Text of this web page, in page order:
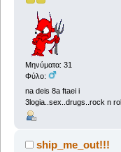
Μηνύματα: 31
Φύλο:
na deis 8a ftaei i
3logia..sex..drugs..rock n
ship_me_out!!!